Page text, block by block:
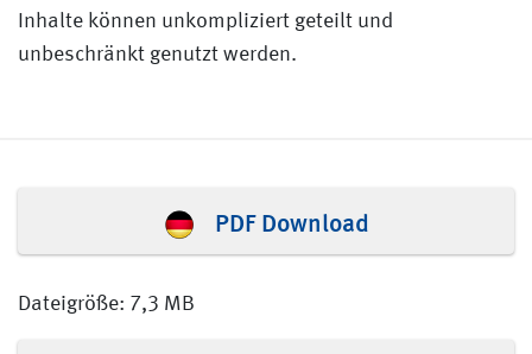
Inhalte können unkompliziert geteilt und
unbeschränkt genutzt werden.
PDF Download
Dateigröße: 7,3 MB